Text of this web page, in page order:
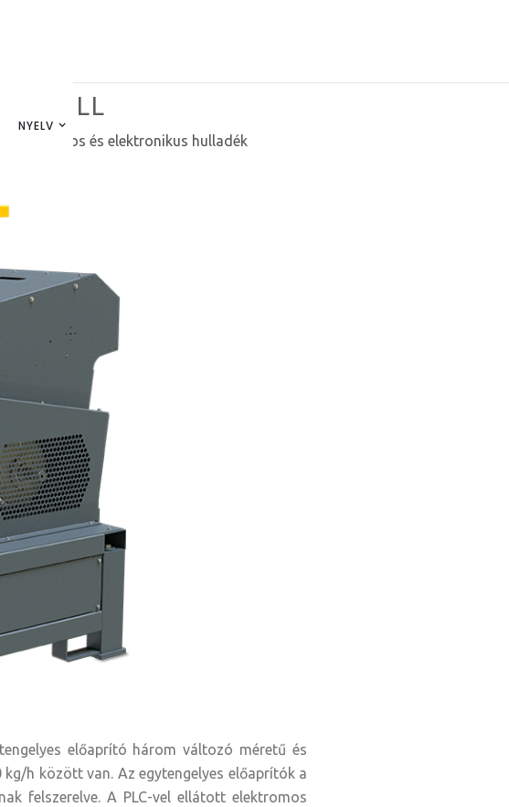
NYELV
elektromos és elektronikus hulladék
előaprító három változó méretű és
h között van. Az egytengelyes előaprítók a
felszerelve. A PLC-vel ellátott elektromos